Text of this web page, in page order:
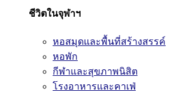
ชีวิตในจุฬาฯ
หอสมุดและพื้นที่สร้างสรรค์
หอพัก
กีฬาและสุขภาพนิสิต
โรงอาหารและคาเฟ่